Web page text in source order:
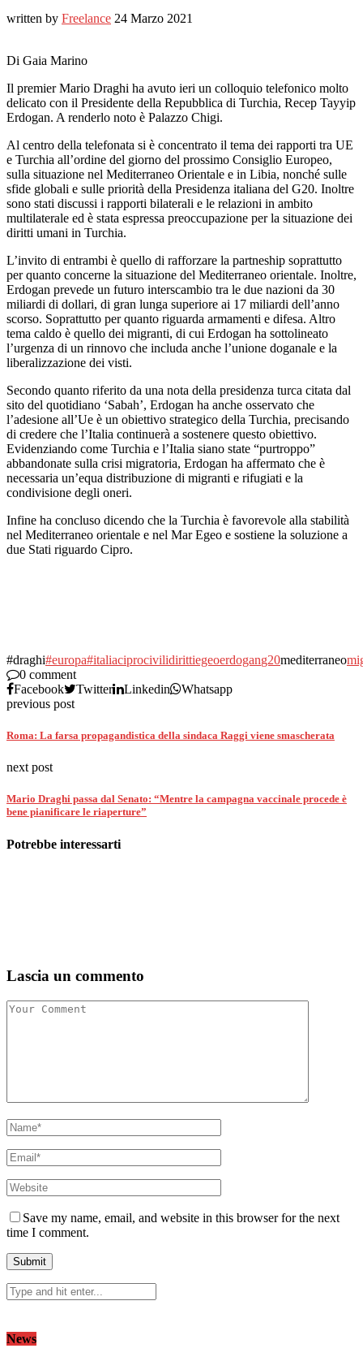
written by Freelance 24 Marzo 2021
Di Gaia Marino
Il premier Mario Draghi ha avuto ieri un colloquio telefonico molto
delicato con il Presidente della Repubblica di Turchia, Recep Tayyip
Erdogan. A renderlo noto è Palazzo Chigi.
Al centro della telefonata si è concentrato il tema dei rapporti tra UE
e Turchia all’ordine del giorno del prossimo Consiglio Europeo,
sulla situazione nel Mediterraneo Orientale e in Libia, nonché sulle
sfide globali e sulle priorità della Presidenza italiana del G20. Inoltre
sono stati discussi i rapporti bilaterali e le relazioni in ambito
multilaterale ed è stata espressa preoccupazione per la situazione dei
diritti umani in Turchia.
L’invito di entrambi è quello di rafforzare la partneship soprattutto
per quanto concerne la situazione del Mediterraneo orientale. Inoltre,
Erdogan prevede un futuro interscambio tra le due nazioni da 30
miliardi di dollari, di gran lunga superiore ai 17 miliardi dell’anno
scorso. Soprattutto per quanto riguarda armamenti e difesa. Altro
tema caldo è quello dei migranti, di cui Erdogan ha sottolineato
l’urgenza di un rinnovo che includa anche l’unione doganale e la
liberalizzazione dei visti.
Secondo quanto riferito da una nota della presidenza turca citata dal
sito del quotidiano ‘Sabah’, Erdogan ha anche osservato che
l’adesione all’Ue è un obiettivo strategico della Turchia, precisando
di credere che l’Italia continuerà a sostenere questo obiettivo.
Evidenziando come Turchia e l’Italia siano state “purtroppo”
abbandonate sulla crisi migratoria, Erdogan ha affermato che è
necessaria un’equa distribuzione di migranti e rifugiati e la
condivisione degli oneri.
Infine ha concluso dicendo che la Turchia è favorevole alla stabilità
nel Mediterraneo orientale e nel Mar Egeo e sostiene la soluzione a
due Stati riguardo Cipro.
#draghi#europa#italiaciprocivilidirittiegeoerdogang20mediterraneo
0 comment
Facebook
Twitter Linkedin
Whatsapp
previous post
Roma: La farsa propagandistica della sindaca Raggi viene smascherata
next post
Mario Draghi passa dal Senato: “Mentre la campagna vaccinale procede è
bene pianificare le riaperture”
Potrebbe interessarti
Lascia un commento
Save my name, email, and website in this browser for the next
time I comment.
News